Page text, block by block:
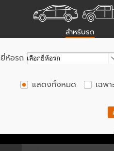
สำหรับรถ
ยี่ห้อรถ
แสดงทั้งหมด เฉพ